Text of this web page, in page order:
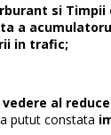
si
a
in trafic;
al
putut constata